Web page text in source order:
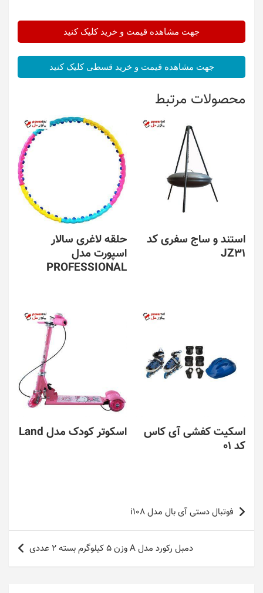
جهت مشاهده قیمت و خرید کلیک کنید
جهت مشاهده قیمت و خرید قسطی کلیک کنید
محصولات مرتبط
استند و ساج سفری کد
JZ31
حلقه لاغری سالار
اسپورت مدل
PROFESSIONAL
اسکیت کفشی آی کاس
کد 01
اسکوتر کودک مدل Land
راهبری
نوشته
فوتبال دستی آی بال مدل i108
دمبل رکورد مدل A وزن 5 کیلوگرم بسته 2 عددی